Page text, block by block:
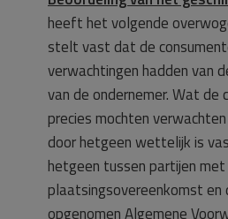
heeft het volgende
stelt vast dat de
verwachtingen hadden van
van de ondernemer. Wat de
precies mochten
door hetgeen wettelijk is
hetgeen tussen partijen
plaatsingsovereenkomst en
opgenomen Algemene